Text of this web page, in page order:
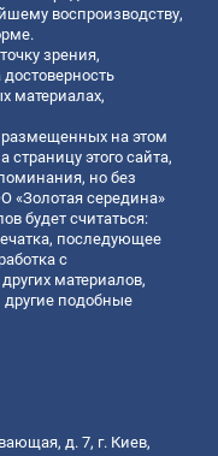
воспроизводству,
зрения,
материалах,
на этом
этого сайта,
но без
«Золотая середина»
будет считаться:
последующее
с
материалов,
другие подобные
д. 7, г. Киев,